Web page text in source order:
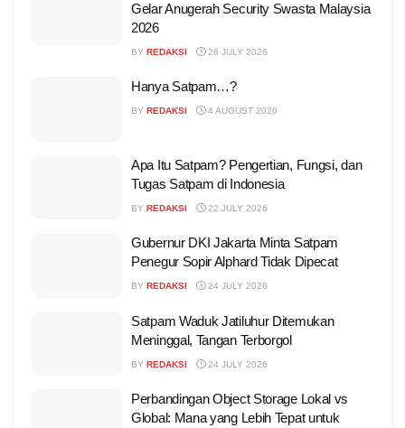
Gelar Anugerah Security Swasta Malaysia
2026
BY REDAKSI 26 JULY 2026
Hanya Satpam…?
BY REDAKSI 4 AUGUST 2026
Apa Itu Satpam? Pengertian, Fungsi, dan
Tugas Satpam di Indonesia
BY REDAKSI 22 JULY 2026
Gubernur DKI Jakarta Minta Satpam
Penegur Sopir Alphard Tidak Dipecat
BY REDAKSI 24 JULY 2026
Satpam Waduk Jatiluhur Ditemukan
Meninggal, Tangan Terborgol
BY REDAKSI 24 JULY 2026
Perbandingan Object Storage Lokal vs
Global: Mana yang Lebih Tepat untuk